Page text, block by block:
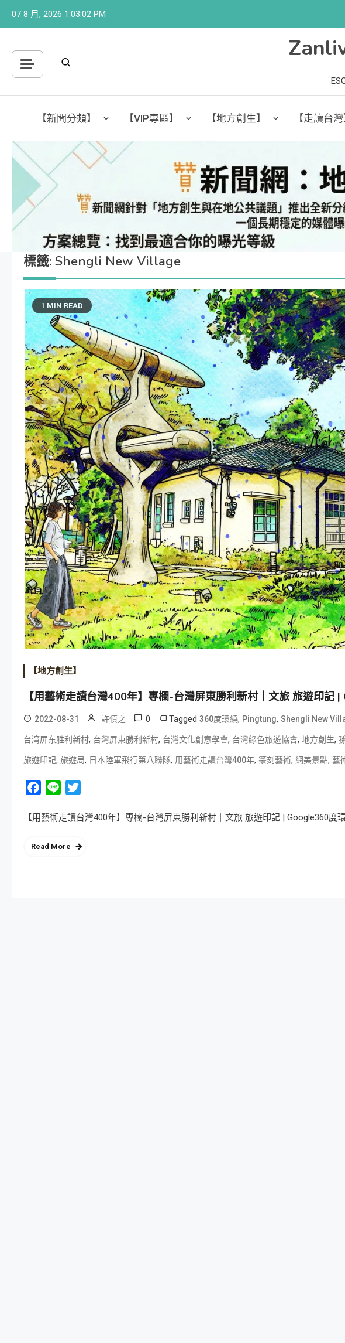
07 8 月, 2026 1:03:03 PM
【新聞分類】 【VIP專區】 【地方創生】 【走讀台灣
標籤: Shengli New Village
1 MIN READ
【地方創生】
【用藝術走讀台灣400年】專欄-台灣屏東勝利新村｜文旅 旅遊印記
2022-08-31 許慎之 0 Tagged 360度環繞, Pingtung, Shengli New
台湾屏东胜利新村, 台灣屏東勝利新村, 台灣文化創意學會, 台灣綠色旅遊協會, 地方創生,
旅遊印記, 旅遊局, 日本陸軍飛行第八聯隊, 用藝術走讀台灣400年, 篆刻藝術, 網美景點, 藝
Facebook
Line
【用藝術走讀台灣400年】專欄-台灣屏東勝利新村｜文旅 旅遊印記 | Google360度
Read More